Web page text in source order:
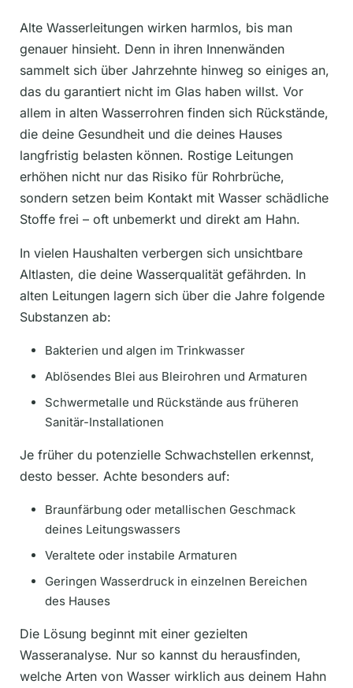
Alte Wasserleitungen wirken harmlos, bis man
genauer hinsieht. Denn in ihren Innenwänden
sammelt sich über Jahrzehnte hinweg so einiges an,
das du garantiert nicht im Glas haben willst. Vor
allem in alten Wasserrohren finden sich Rückstände,
die deine Gesundheit und die deines Hauses
langfristig belasten können. Rostige Leitungen
erhöhen nicht nur das Risiko für Rohrbrüche,
sondern setzen beim Kontakt mit Wasser schädliche
Stoffe frei – oft unbemerkt und direkt am Hahn.
In vielen Haushalten verbergen sich unsichtbare
Altlasten, die deine Wasserqualität gefährden. In
alten Leitungen lagern sich über die Jahre folgende
Substanzen ab:
Bakterien und algen im Trinkwasser
Ablösendes Blei aus Bleirohren und Armaturen
Schwermetalle und Rückstände aus früheren
Sanitär-Installationen
Je früher du potenzielle Schwachstellen erkennst,
desto besser. Achte besonders auf:
Braunfärbung oder metallischen Geschmack
deines Leitungswassers
Veraltete oder instabile Armaturen
Geringen Wasserdruck in einzelnen Bereichen
des Hauses
Die Lösung beginnt mit einer gezielten
Wasseranalyse. Nur so kannst du herausfinden,
welche Arten von Wasser wirklich aus deinem Hahn